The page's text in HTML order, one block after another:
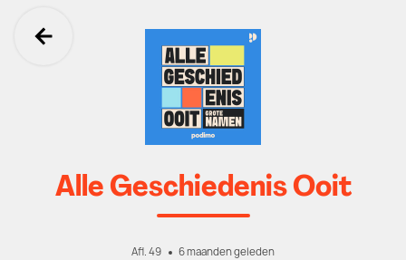
Ga terug
Alle Geschiedenis Ooit
Afl. 49 6 maanden geleden